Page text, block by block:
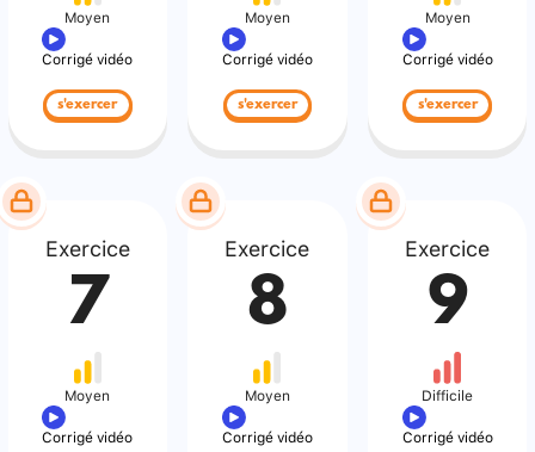
Moyen
Corrigé vidéo
s'exercer
Moyen
Corrigé vidéo
s'exercer
Moyen
Corrigé vidéo
s'exercer
Exercice
7
Moyen
Corrigé vidéo
Exercice
8
Moyen
Corrigé vidéo
Exercice
9
Difficile
Corrigé vidéo